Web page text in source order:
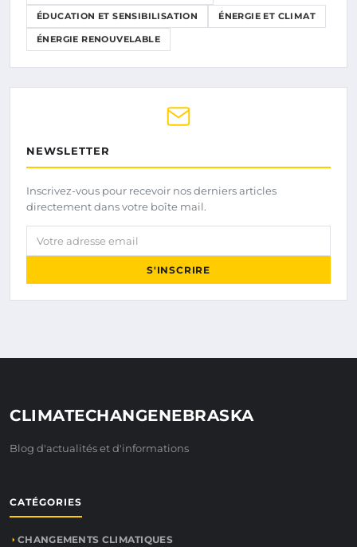
ÉDUCATION ET SENSIBILISATION ÉNERGIE ET CLIMAT
ÉNERGIE RENOUVELABLE
NEWSLETTER
Inscrivez-vous pour recevoir nos derniers articles
directement dans votre boîte mail.
Votre adresse email
S'INSCRIRE
CLIMATECHANGENEBRASKA
Blog d'actualités et d'informations
CATÉGORIES
CHANGEMENTS CLIMATIQUES